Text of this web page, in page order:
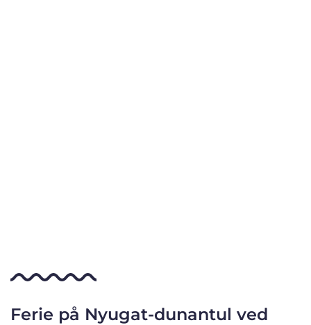
Ferie på Nyugat-dunantul ved